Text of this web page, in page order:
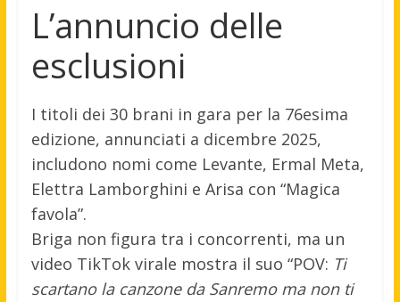
L’annuncio delle
esclusioni
I titoli dei 30 brani in gara per la 76esima
edizione, annunciati a dicembre 2025,
includono nomi come Levante, Ermal Meta,
Elettra Lamborghini e Arisa con “Magica
favola”.
Briga non figura tra i concorrenti, ma un
video TikTok virale mostra il suo “POV: Ti
scartano la canzone da Sanremo ma non ti